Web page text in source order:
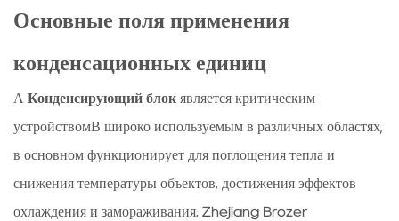
Основные
применения
1.1
1.
Промышленный
сектор
Основные поля применения
конденсационных единиц
А Конденсирующий блок является критическим
устройствомВ широко используемым в различных областях,
в основном функционирует для поглощения тепла и
снижения температуры объектов, достижения эффектов
охлаждения и замораживания. Zhejiang Brozer